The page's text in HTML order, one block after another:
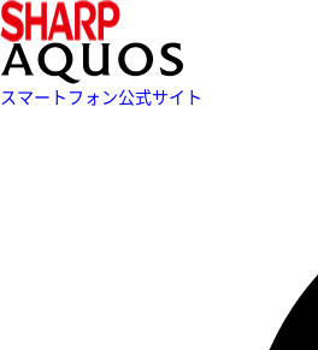
スマートフォン公式サイト